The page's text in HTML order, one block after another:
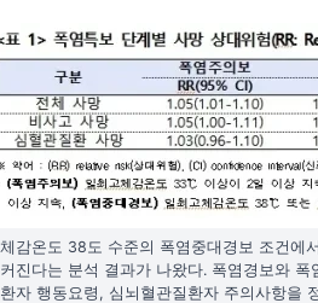
체감온도 38도 수준의 폭염중대경보 조건에
커진다는 분석 결과가 나왔다. 폭염경보와 폭
환자 행동요령, 심뇌혈관질환자 주의사항을